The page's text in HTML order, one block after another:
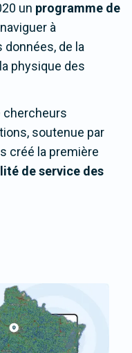
un programme de
à
de la
physique des
chercheurs
soutenue par
créé la première
de service des